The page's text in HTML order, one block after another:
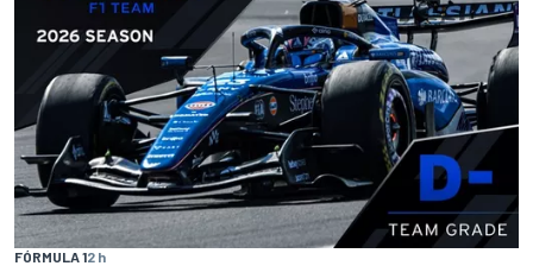
FÓRMULA 12 h